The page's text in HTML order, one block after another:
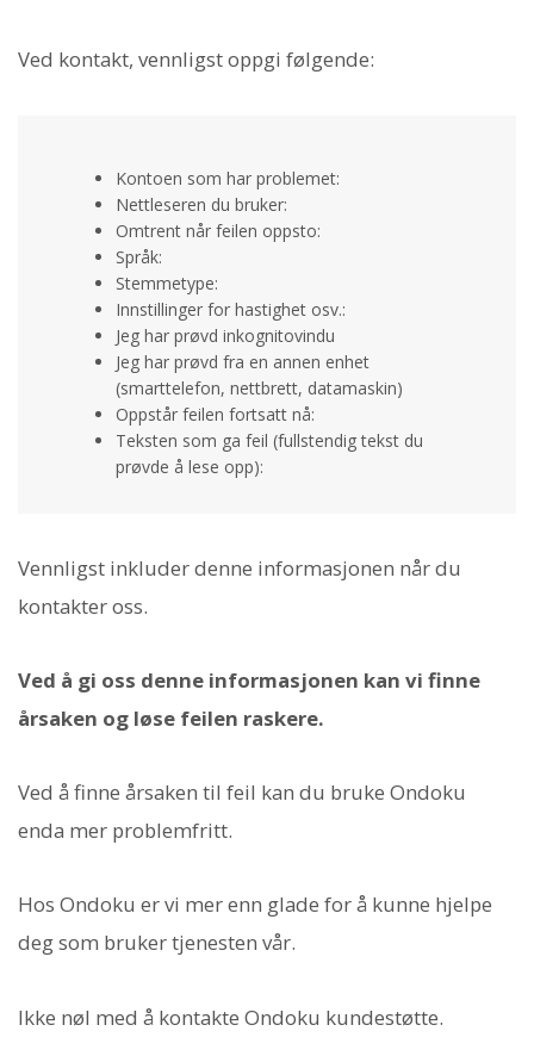
Ved kontakt, vennligst oppgi følgende:
Kontoen som har problemet:
Nettleseren du bruker:
Omtrent når feilen oppsto:
Språk:
Stemmetype:
Innstillinger for hastighet osv.:
Jeg har prøvd inkognitovindu
Jeg har prøvd fra en annen enhet
(smarttelefon, nettbrett, datamaskin)
Oppstår feilen fortsatt nå:
Teksten som ga feil (fullstendig tekst du
prøvde å lese opp):
Vennligst inkluder denne informasjonen når du
kontakter oss.
Ved å gi oss denne informasjonen kan vi finne
årsaken og løse feilen raskere.
Ved å finne årsaken til feil kan du bruke Ondoku
enda mer problemfritt.
Hos Ondoku er vi mer enn glade for å kunne hjelpe
deg som bruker tjenesten vår.
Ikke nøl med å kontakte Ondoku kundestøtte.